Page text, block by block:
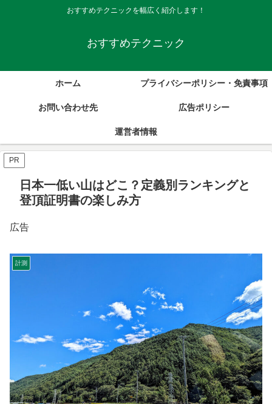
おすすめテクニックを幅広く紹介します！
おすすめテクニック
ホーム プライバシーポリシー・免責事項
お問い合わせ先 広告ポリシー
運営者情報
PR
日本一低い山はどこ？定義別ランキングと
登頂証明書の楽しみ方
広告
計測